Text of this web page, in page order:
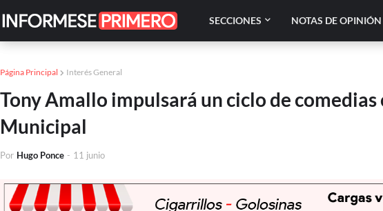
SECCIONES NOTAS DE OPINIÓN
Página Principal Interés General
Tony Amallo impulsará un ciclo de
Municipal
Por Hugo Ponce - 11 junio